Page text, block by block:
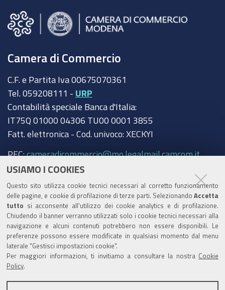
USIAMO I COOKIES
Questo sito utilizza cookie tecnici necessari al corretto funzionamento
delle pagine, e cookie di profilazione di terze parti. Selezionando Accetta
tutto si acconsente all’utilizzo dei cookie analytics e di profilazione.
Chiudendo il banner verranno utilizzati solo i cookie tecnici necessari alla
navigazione e alcuni contenuti potrebbero non essere disponibili. Le
preferenze possono essere modificate in qualsiasi momento dal menu
laterale "Gestisci impostazioni cookie".
Per maggiori informazioni, ti invitiamo a consultare la nostra Cookie
Policy
Camera di Commercio
C.F. e Partita Iva 00675070361
Tel. 059208111 - URP
Contabilità speciale Banca d'Italia:
IT75Q 01000 04306 TU00 0001 3855
Fatt. elettronica - Cod. univoco: XECKYI
PEC:cameradicommercio@mo.legalmail.camcom.it
Trasparenza
Amministrazione trasparente
Albo Camerale
Pubblicità Legale
Area riservata Amministratori